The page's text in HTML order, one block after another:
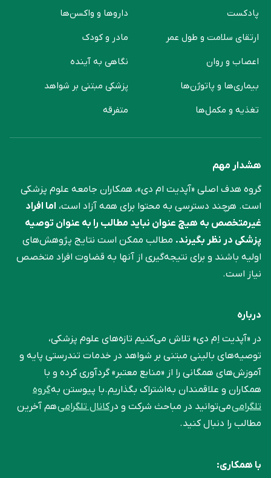
پادکست
ارتقای سلامت و طول عمر
اعصاب و روان
بیماری‌ها و پاتوژن‌ها
تغذیه و مکمل‌ها
دارو‌ها و واکسن‌ها
مادر و کودک
نگاهی به آینده
پزشکی مبتنی بر شواهد
متفرقه
هشدار مهم
گروه هدف اصلی «آپدیت ام دی»، همکاران جامعه علوم ‌پزشکی
است. هرچند دسترسی به محتوا برای همه آزاد است، اما افراد
غیرمتخصص به هیچ عنوان نباید مطالب را به عنوان توصیه
پزشکی در نظر بگیرند. مطالب ممکن است نتایج پژوهش‌های
اولیه باشند و برای نتیجه‌گیری از آنها به قضاوت افراد متخصص
نیاز است.
درباره
در «آپدیت اِم دی» تلاش می‌کنیم تازه‌های علوم پزشکی،
توصیه‌های بالینی مبتنی بر شواهد در خدمات تندرستی پایه و
آموزش‌های همگانی را از «منابع معتبر» گردآوری کرده و با
همکاران و علاقمندان به‌اشتراک بگذاریم.با پیوستن بهگروه
تلگرامیمی‌توانید در مباحث شرکت و درکانال تلگرامیهم آخرین
مطالب را دنبال کنید.
با همکاری: